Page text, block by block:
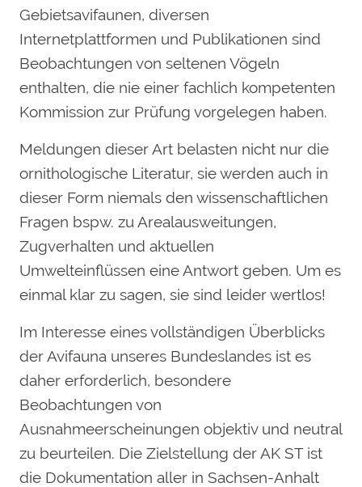
Gebietsavifaunen, diversen
Internetplattformen und Publikationen sind
Beobachtungen von seltenen Vögeln
enthalten, die nie einer fachlich kompetenten
Kommission zur Prüfung vorgelegen haben.
Meldungen dieser Art belasten nicht nur die
ornithologische Literatur, sie werden auch in
dieser Form niemals den wissenschaftlichen
Fragen bspw. zu Arealausweitungen,
Zugverhalten und aktuellen
Umwelteinflüssen eine Antwort geben. Um es
einmal klar zu sagen, sie sind leider wertlos!
Im Interesse eines vollständigen Überblicks
der Avifauna unseres Bundeslandes ist es
daher erforderlich, besondere
Beobachtungen von
Ausnahmeerscheinungen objektiv und neutral
zu beurteilen. Die Zielstellung der AK ST ist
die Dokumentation aller in Sachsen-Anhalt